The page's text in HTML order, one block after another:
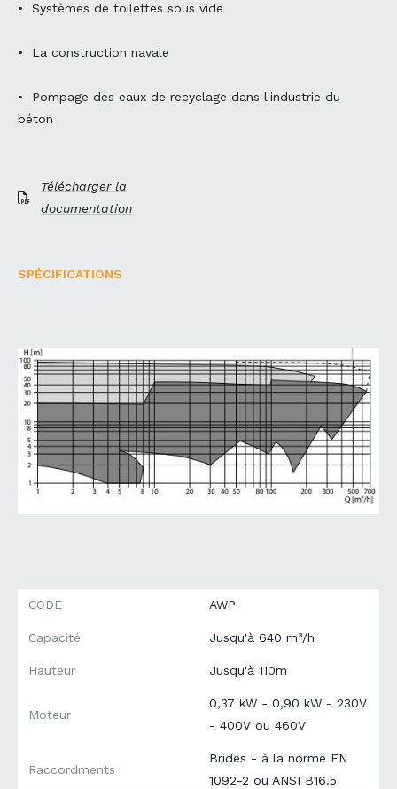
• Systèmes de toilettes sous vide
• La construction navale
• Pompage des eaux de recyclage dans l'industrie du
béton
Télécharger la
documentation
SPÉCIFICATIONS
CODE AWP
Capacité Jusqu'à 640 m³/h
Hauteur Jusqu'à 110m
Moteur
0,37 kW - 0,90 kW - 230V
- 400V ou 460V
Raccordments
Brides - à la norme EN
1092-2 ou ANSI B16.5